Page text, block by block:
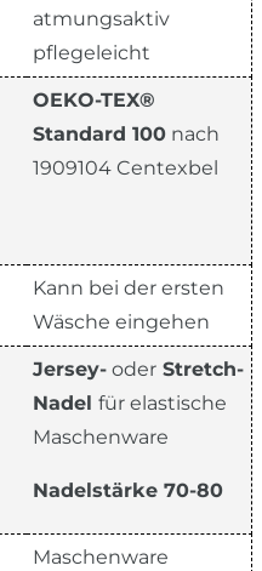
atmungsaktiv
pflegeleicht
OEKO-TEX®
Standard 100 nach
1909104 Centexbel
Kann bei der ersten
Wäsche eingehen
Jersey- oder Stretch-
Nadel für elastische
Maschenware
Nadelstärke 70-80
Maschenware